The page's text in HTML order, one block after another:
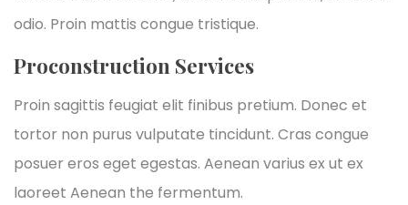
odio. Proin mattis congue tristique.
Proconstruction Services
Proin sagittis feugiat elit finibus pretium. Donec et
tortor non purus vulputate tincidunt. Cras congue
posuer eros eget egestas. Aenean varius ex ut ex
laoreet Aenean the fermentum.